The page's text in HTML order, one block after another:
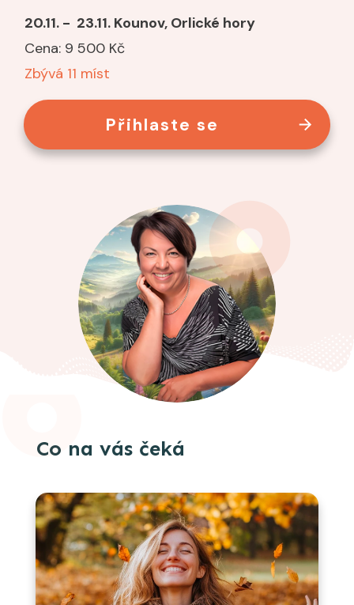
20.11. - 23.11. Kounov, Orlické hory
Cena: 9 500 Kč
Zbývá 11 míst
Přihlaste se
Co na vás čeká